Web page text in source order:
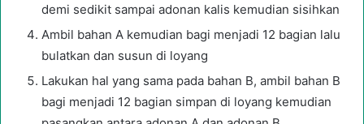
demi sedikit sampai adonan kalis kemudian sisihkan
Ambil bahan A kemudian bagi menjadi 12 bagian lalu
bulatkan dan susun di loyang
Lakukan hal yang sama pada bahan B, ambil bahan B
bagi menjadi 12 bagian simpan di loyang kemudian